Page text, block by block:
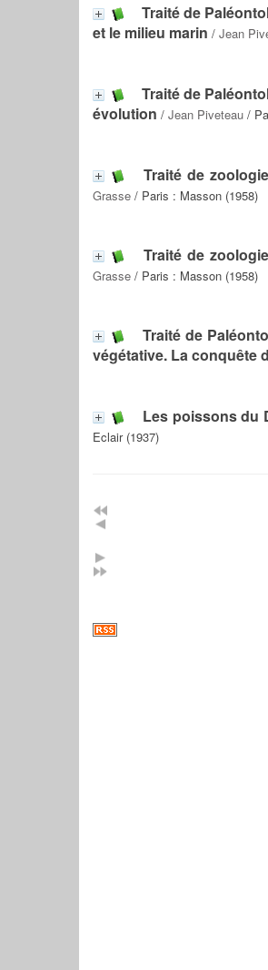
Traité de
et le milieu marin / Jean
Traité de
évolution / Jean Piveteau /
Traité de
Grasse / Paris : Masson (1958)
Traité de
Grasse / Paris : Masson (1958)
Traité de
végétative. La conquête
Les poissons du
Eclair (1937)